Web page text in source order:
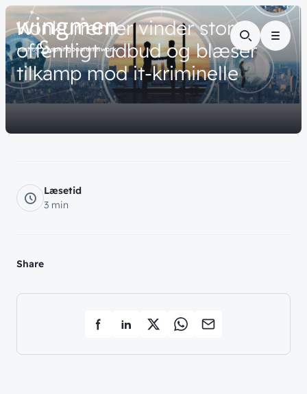
Menu
Konkurrenter vinder stort
offentligt udbud og blæser
tilkamp mod it-kriminelle
Læsetid
3 min
Share